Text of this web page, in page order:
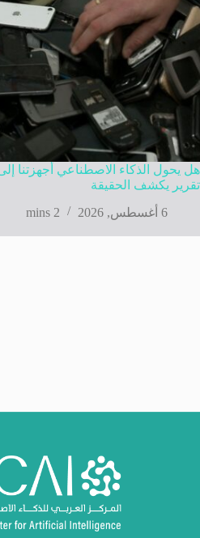
هل يحول الذكاء الاصطناعي أجهزتنا
تقرير يكشف الحقيقة
6 أغسطس, 2026
2 mins